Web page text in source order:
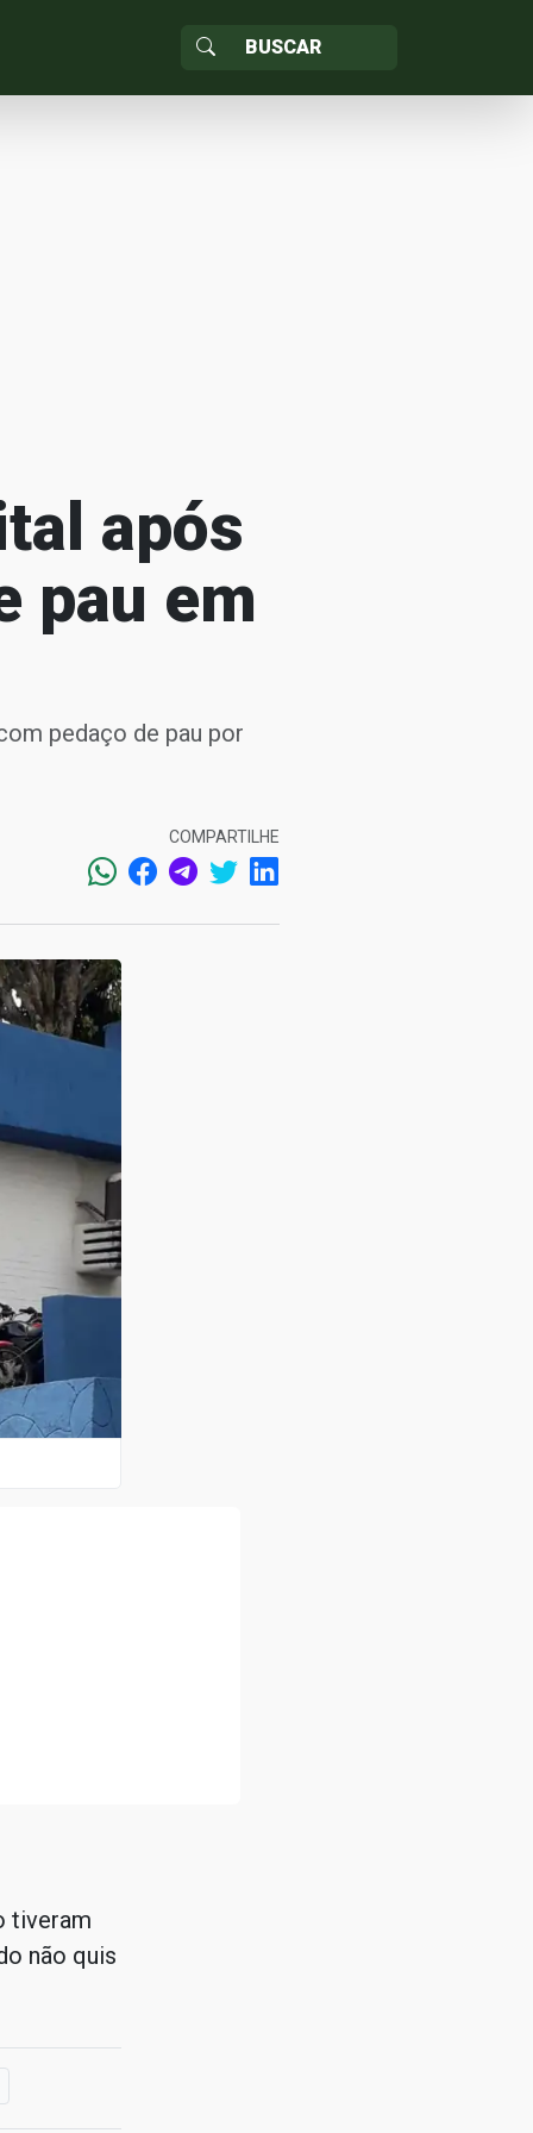
após
pau em
pedaço de pau por
COMPARTILHE
tiveram
não quis